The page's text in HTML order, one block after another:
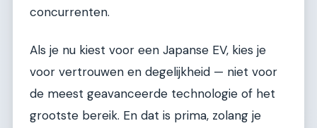
concurrenten.
Als je nu kiest voor een Japanse EV, kies je
voor vertrouwen en degelijkheid — niet voor
de meest geavanceerde technologie of het
grootste bereik. En dat is prima, zolang je